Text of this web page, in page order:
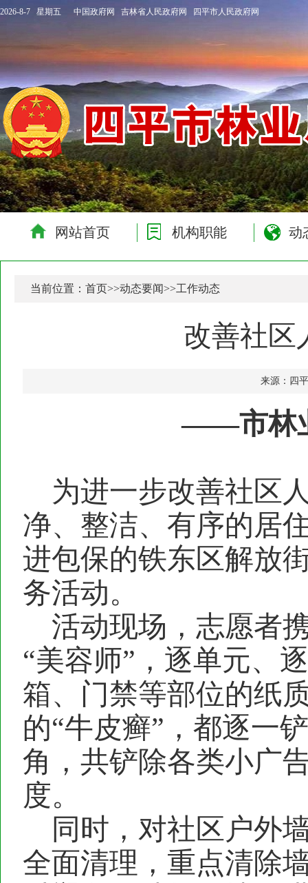
2026-8-7 星期五 中国政府网 吉林省人民政府网 四平市人民政府网
网站首页 机构职能 动
当前位置：首页>>动态要闻>>工作动态
改善社区
来源：四
——市林
为进一步改善社区
净、整洁、有序的居
进包保的铁东区解放
务活动。
活动现场，志愿者
“美容师”，逐单元、
箱、门禁等部位的纸
的“牛皮癣”，都逐一
角，共铲除各类小广
度。
同时，对社区户外
全面清理，重点清除